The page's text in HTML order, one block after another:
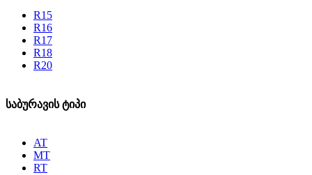
R15
R16
R17
R18
R20
საბურავის ტიპი
AT
MT
RT